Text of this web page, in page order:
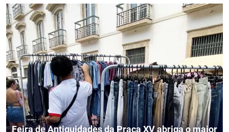
Feira de Antiguidades da Praça XV abriga o maior